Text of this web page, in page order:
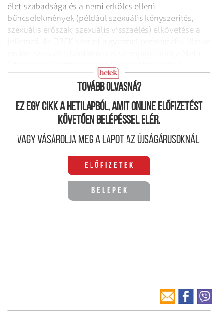
élet szabadsága és a nemi erkölcs elleni
bűncselekmények (például szexuális kényszerítés,
szexuális erőszak, szexuális visszaélés) elkövetése a
leggyakrabban érintett platformok.
Tovább olvasná?
Ez egy cikk a hetilapból, amit online előfizetést
követően belépéssel elér.
Vagy vásárolja meg a lapot az újságárusoknál.
Előfizetek
Belépek